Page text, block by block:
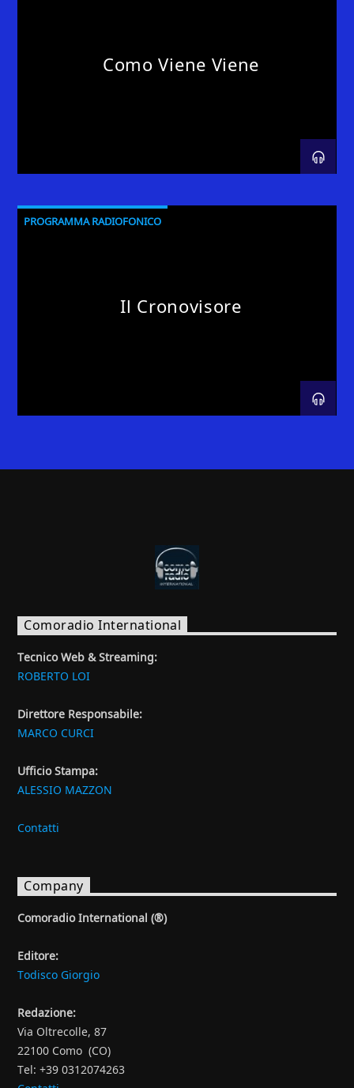
Como Viene Viene
PROGRAMMA RADIOFONICO
Il Cronovisore
Comoradio International
Tecnico Web & Streaming:
ROBERTO LOI
Direttore Responsabile:
MARCO CURCI
Ufficio Stampa:
ALESSIO MAZZON
Contatti
Company
Comoradio International (®)
Editore:
Todisco Giorgio
Redazione:
Via Oltrecolle, 87
22100 Como (CO)
Tel: +39 0312074263